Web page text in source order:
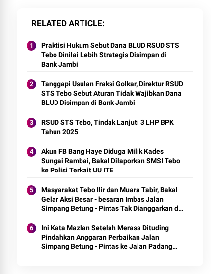
RELATED ARTICLE
Praktisi Hukum Sebut Dana BLUD RSUD STS
Tebo Dinilai Lebih Strategis Disimpan di
Bank Jambi
Tanggapi Usulan Fraksi Golkar, Direktur RSUD
STS Tebo Sebut Aturan Tidak Wajibkan Dana
BLUD Disimpan di Bank Jambi
RSUD STS Tebo, Tindak Lanjuti 3 LHP BPK
Tahun 2025
Akun FB Bang Haye Diduga Milik Kades
Sungai Rambai, Bakal Dilaporkan SMSI Tebo
ke Polisi Terkait UU ITE
Masyarakat Tebo Ilir dan Muara Tabir, Bakal
Gelar Aksi Besar - besaran Imbas Jalan
Simpang Betung - Pintas Tak Dianggarkan di
Ini Kata Mazlan Setelah Merasa Dituding
Pindahkan Anggaran Perbaikan Jalan
Simpang Betung - Pintas ke Jalan Padang